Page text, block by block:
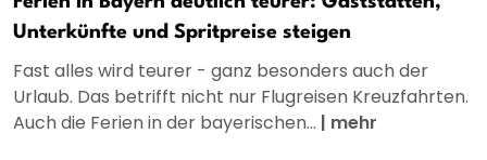
Unterkünfte und Spritpreise steigen
Fast alles wird teurer - ganz besonders auch der
Urlaub. Das betrifft nicht nur Flugreisen Kreuzfahrten.
Auch die Ferien in der bayerischen... | mehr